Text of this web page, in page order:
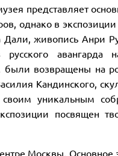
представляет
однако в
Дали, живопись Анри
авангарда
возвращены на
Кандинского,
уникальным
посвящен
Москвы. Основное